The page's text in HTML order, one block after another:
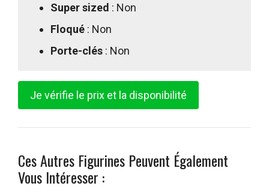
Super sized : Non
Floqué : Non
Porte-clés : Non
Je vérifie le prix et la disponibilité
Ces Autres Figurines Peuvent Également
Vous Intéresser :